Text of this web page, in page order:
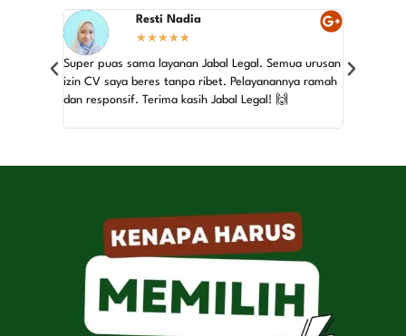
Resti Nadia
★★★★★
Super puas sama layanan Jabal Legal. Semua urusan
izin CV saya beres tanpa ribet. Pelayanannya ramah
dan responsif. Terima kasih Jabal Legal! 🙌
Baru